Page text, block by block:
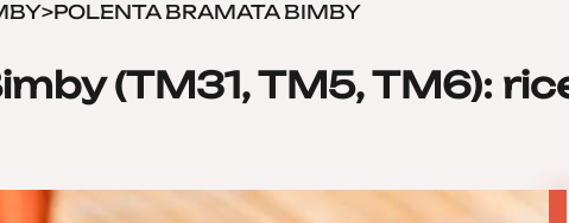
>POLENTA BRAMATA BIMBY
(TM31, TM5, TM6):